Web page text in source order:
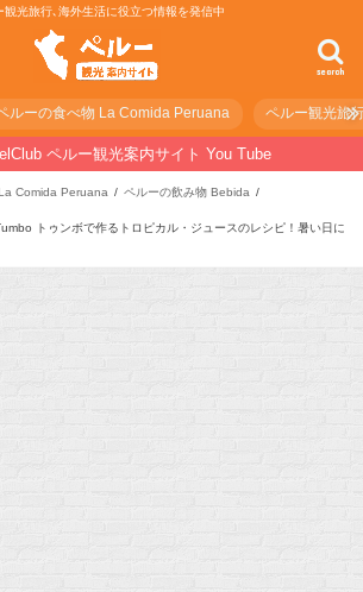
観光旅行､海外生活に役立つ情報を発信中
search
ルーの食べ物 La Comida Peruana ペルー観光旅
ペルー観光案内サイト You Tube
Comida Peruana
ペルーの飲み物 Bebida
トゥンボで作るトロピカル・ジュースのレシピ！暑い日に